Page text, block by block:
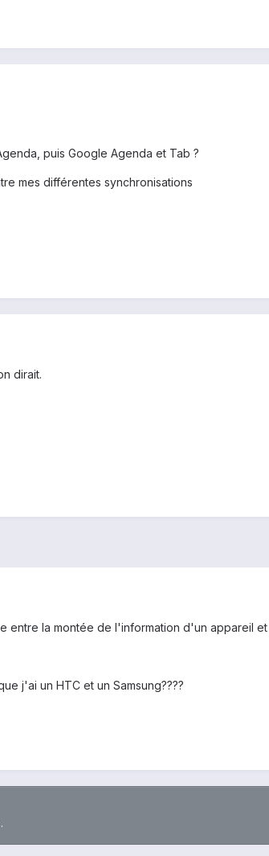
puis Google Agenda et Tab ?
mes différentes synchronisations
dirait.
la montée de l'information d'un appareil
j'ai un HTC et un Samsung????